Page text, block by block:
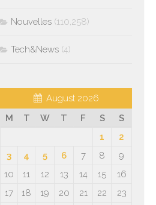
Nouvelles (110,258)
Tech&News (4)
August 2026
M
T W T F S
S
1
2
3
4 5 6 7 8
9
10
11 12 13 14 15
16
17
18 19 20 21 22
23